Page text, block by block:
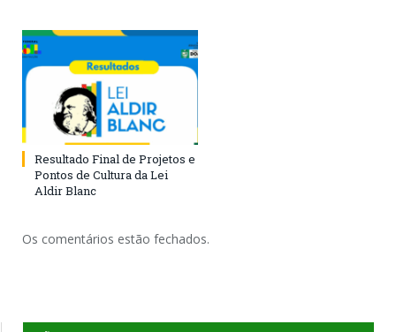
Resultado Final de Projetos e
Pontos de Cultura da Lei
Aldir Blanc
Os comentários estão fechados.